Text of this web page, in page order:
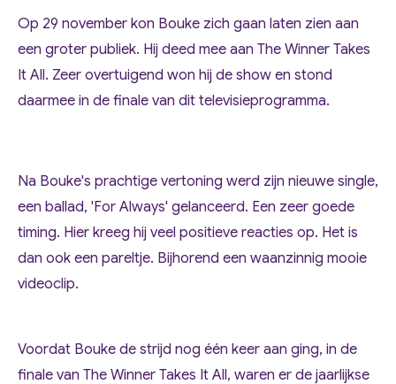
Op 29 november kon Bouke zich gaan laten zien aan
een groter publiek. Hij deed mee aan The Winner Takes
It All. Zeer overtuigend won hij de show en stond
daarmee in de finale van dit televisieprogramma.
Na Bouke's prachtige vertoning werd zijn nieuwe single,
een ballad, 'For Always' gelanceerd. Een zeer goede
timing. Hier kreeg hij veel positieve reacties op. Het is
dan ook een pareltje. Bijhorend een waanzinnig mooie
videoclip.
Voordat Bouke de strijd nog één keer aan ging, in de
finale van The Winner Takes It All, waren er de jaarlijkse